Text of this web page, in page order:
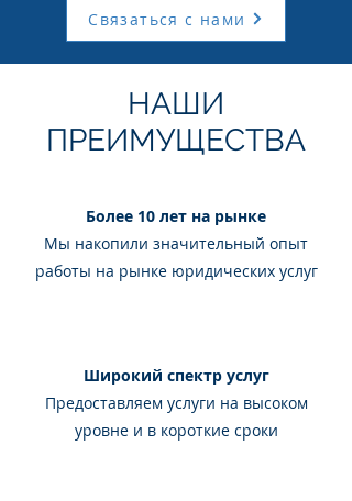
Связаться с нами
НАШИ
ПРЕИМУЩЕСТВА
Более 10 лет на рынке
Мы накопили значительный опыт
работы на рынке юридических услуг
Широкий спектр услуг
Предоставляем услуги на высоком
уровне и в короткие сроки